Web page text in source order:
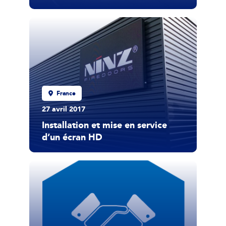
France
27 avril 2017
Installation et mise en service
d’un écran HD